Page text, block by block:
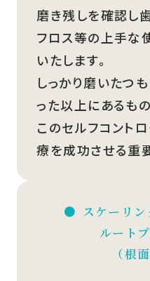
磨き残しを確認し
フロス等の上手な
いたします。
しっかり磨いたつ
った以上にあるもの
このセルフコント
療を成功させる重
スケーリ
ルート
（根